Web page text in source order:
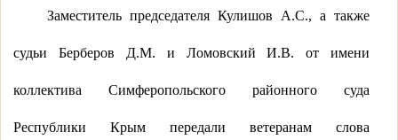
Заместитель председателя Кулишов А.С., а также
судьи Берберов Д.М. и Ломовский И.В. от имени
коллектива Симферопольского районного суда
Республики Крым передали ветеранам слова